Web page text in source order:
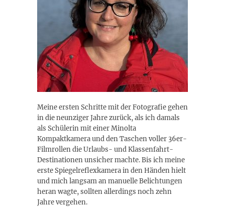
Meine ersten Schritte mit der Fotografie gehen
in die neunziger Jahre zurück, als ich damals
als Schülerin mit einer Minolta
Kompaktkamera und den Taschen voller 36er-
Filmrollen die Urlaubs- und Klassenfahrt-
Destinationen unsicher machte. Bis ich meine
erste Spiegelreflexkamera in den Händen hielt
und mich langsam an manuelle Belichtungen
heran wagte, sollten allerdings noch zehn
Jahre vergehen.